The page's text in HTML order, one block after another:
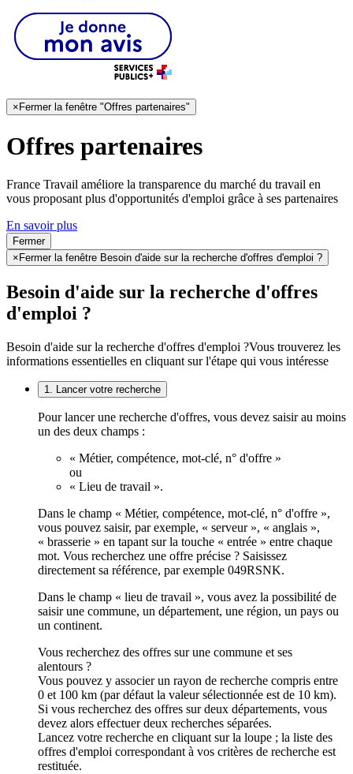
×Fermer la fenêtre "Offres partenaires"
Offres partenaires
France Travail améliore la transparence du marché du travail en
vous proposant plus d'opportunités d'emploi grâce à ses partenaires
En savoir plus
Fermer
× Fermer la fenêtre Besoin d'aide sur la recherche d'offres d'emploi ?
Besoin d'aide sur la recherche d'offres
d'emploi ?
Besoin d'aide sur la recherche d'offres d'emploi ?Vous trouverez les
informations essentielles en cliquant sur l'étape qui vous intéresse
1. Lancer votre recherche
Pour lancer une recherche d'offres, vous devez saisir au moins
un des deux champs :
« Métier, compétence, mot-clé, n° d'offre »
ou
« Lieu de travail ».
Dans le champ « Métier, compétence, mot-clé, n° d'offre »,
vous pouvez saisir, par exemple, « serveur », « anglais »,
« brasserie » en tapant sur la touche « entrée » entre chaque
mot. Vous recherchez une offre précise ? Saisissez
directement sa référence, par exemple 049RSNK.
Dans le champ « lieu de travail », vous avez la possibilité de
saisir une commune, un département, une région, un pays ou
un continent.
Vous recherchez des offres sur une commune et ses
alentours ?
Vous pouvez y associer un rayon de recherche compris entre
0 et 100 km (par défaut la valeur sélectionnée est de 10 km).
Si vous recherchez des offres sur deux départements, vous
devez alors effectuer deux recherches séparées.
Lancez votre recherche en cliquant sur la loupe ; la liste des
offres d'emploi correspondant à vos critères de recherche est
restituée.